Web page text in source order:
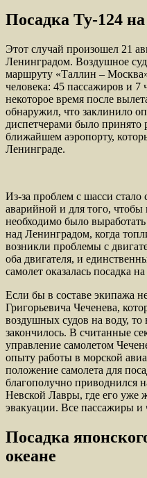
Посадка Ту-124
Этот случай произошел 21
Ленинградом. Воздушное
маршруту «Таллин –
человека: 45 пассажиров и 7
некоторое время после
обнаружил, что заклинило
диспетчерами было принято
ближайшем аэропорту,
Ленинграде.
Из-за проблем с шасси стало
аварийной и для того, чтобы
необходимо было
над Ленинградом, когда
возникли проблемы с
оба двигателя, и
самолет оказалась посадка
Если бы в составе экипажа
Григорьевича Чеченева,
воздушных судов на воду, то
закончилось. В считанные
управление самолетом
опыту работы в морской
положение самолета для
благополучно приводнился
Невской Лавры, где его уже
эвакуации. Все пассажиры
Посадка
океане